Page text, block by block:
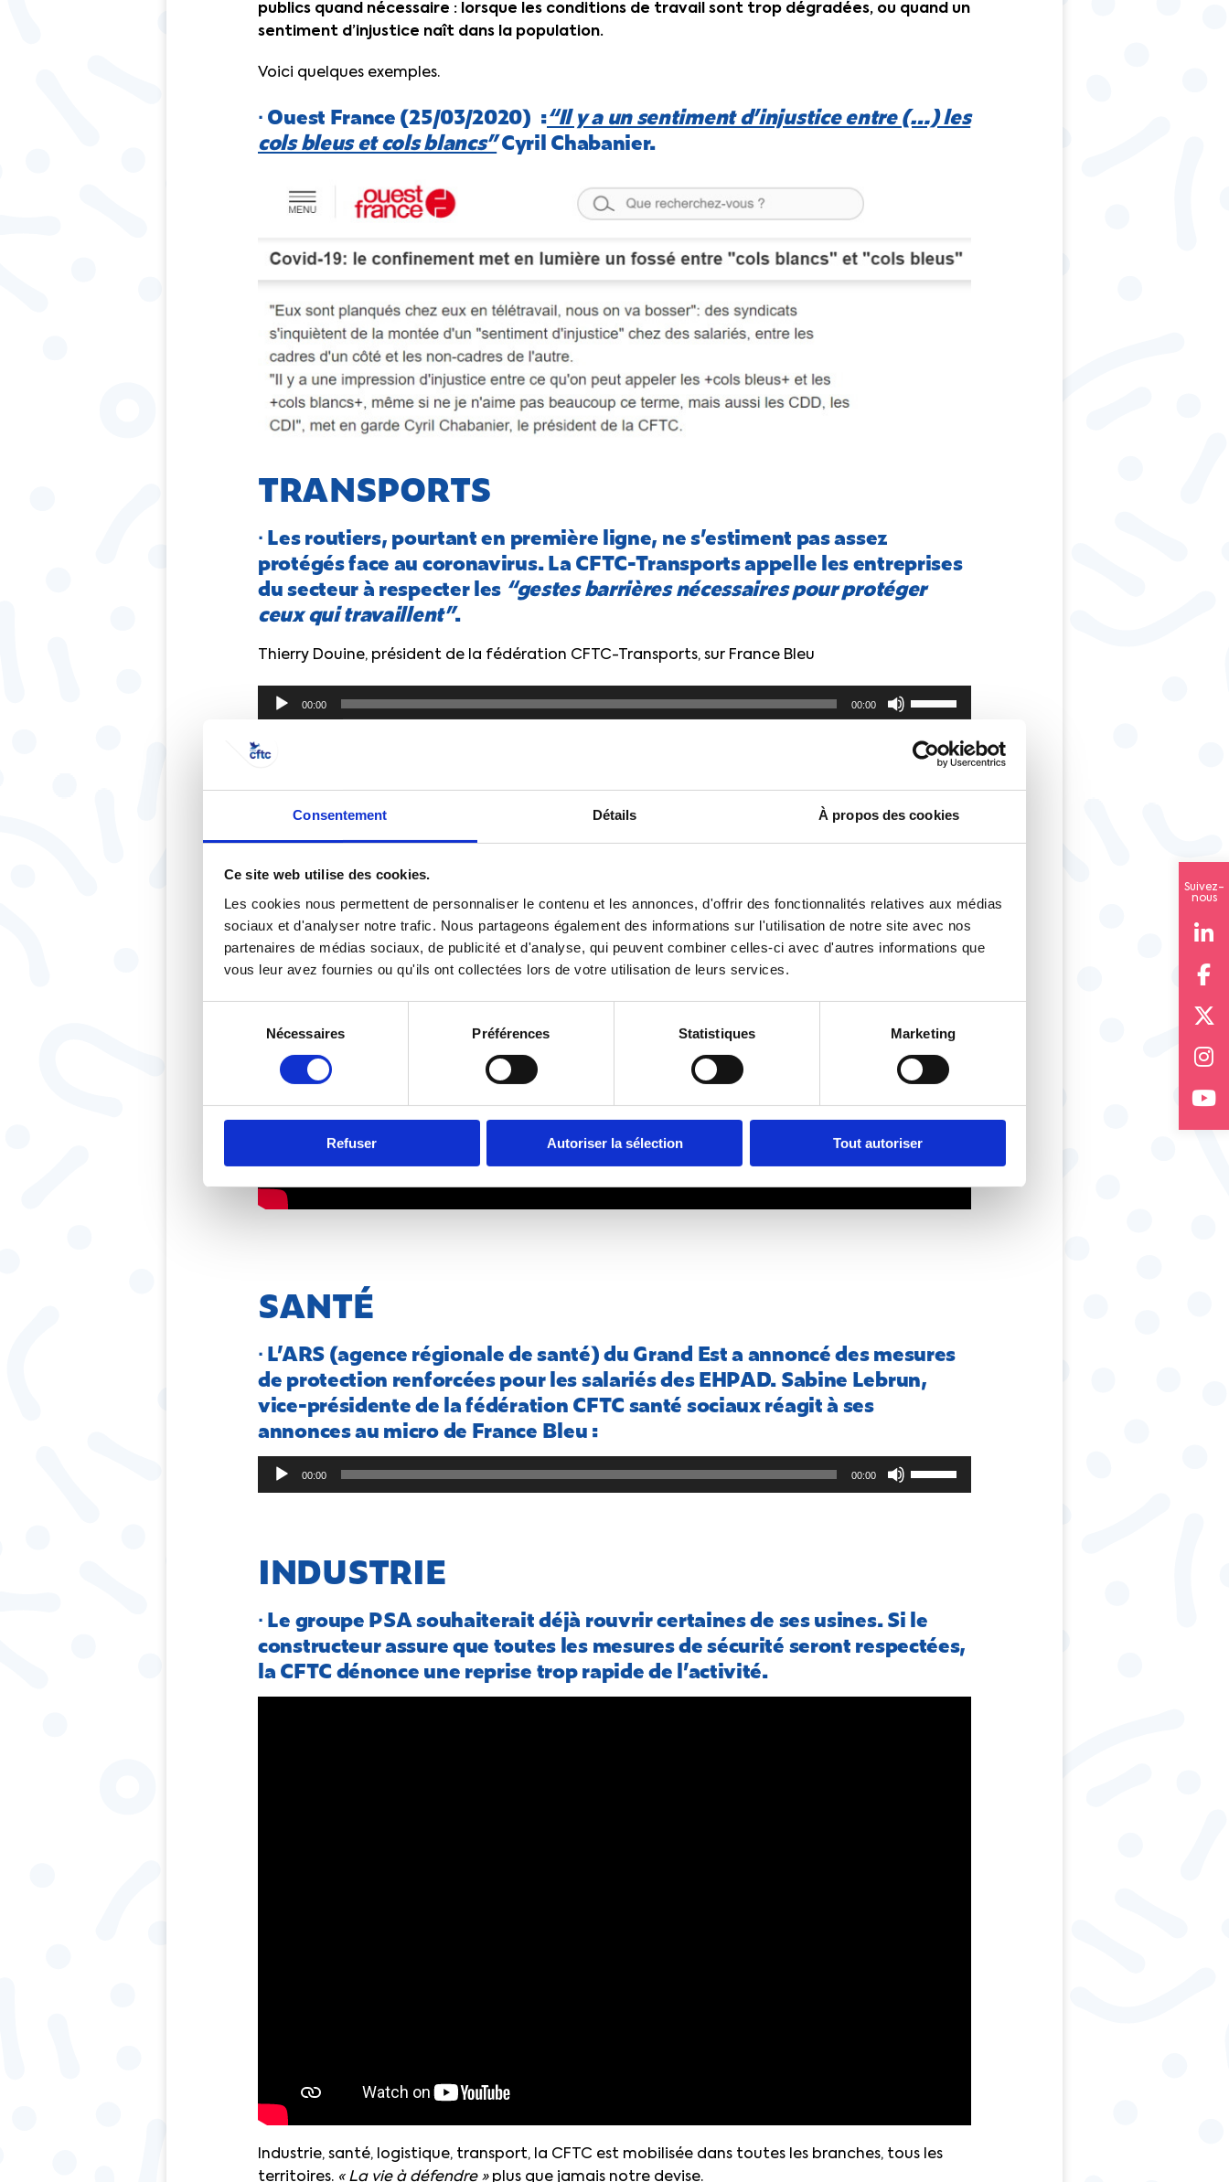
Consentement Détails À propos des cookies
Ce site web utilise des cookies.
Les cookies nous permettent de personnaliser le contenu et les annonces, d'offrir des fonctionnalités relatives aux médias
sociaux et d'analyser notre trafic. Nous partageons également des informations sur l'utilisation de notre site avec nos
partenaires de médias sociaux, de publicité et d'analyse, qui peuvent combiner celles-ci avec d'autres informations que
vous leur avez fournies ou qu'ils ont collectées lors de votre utilisation de leurs services.
consentement
Nécessaires Préférences Statistiques Marketing
Refuser Autoriser la sélection Tout autoriser
Suivez-
nous
publics quand nécessaire : lorsque les conditions de travail sont trop dégradées, ou quand un
sentiment d’injustice naît dans la population.
Voici quelques exemples.
∙ Ouest France (25/03/2020) :“Il y a un sentiment d’injustice entre (…) les
cols bleus et cols blancs”Cyril Chabanier.
TRANSPORTS
∙ Les routiers, pourtant en première ligne, ne s’estiment pas assez
protégés face au coronavirus. La CFTC-Transports appelle les entreprises
du secteur à respecter les “gestes barrières nécessaires pour protéger
ceux qui travaillent”.
Thierry Douine, président de la fédération CFTC-Transports, sur France Bleu
Lecteur
audio
00:00 00:00
haut/bas
augmenter
ou
Marc Fiaschi, délégué syndical CFTC dans une grande société de transports, sur France 3 PACA
SANTÉ
∙ L’ARS (agence régionale de santé) du Grand Est a annoncé des mesures
de protection renforcées pour les salariés des EHPAD. Sabine Lebrun,
vice-présidente de la fédération CFTC santé sociaux réagit à ses
annonces au micro de France Bleu :
Lecteur
audio
00:00 00:00
le
volume.
INDUSTRIE
∙ Le groupe PSA souhaiterait déjà rouvrir certaines de ses usines. Si le
constructeur assure que toutes les mesures de sécurité seront respectées,
la CFTC dénonce une reprise trop rapide de l’activité.
Industrie, santé, logistique, transport, la CFTC est mobilisée dans toutes les branches, tous les
territoires. « La vie à défendre »plus que jamais notre devise.